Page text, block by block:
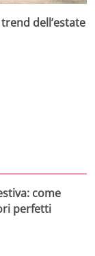
dell’estate
come
perfetti